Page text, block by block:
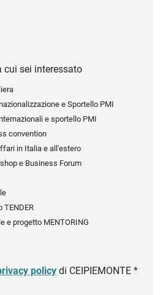
cui sei interessato
e Sportello PMI
e sportello PMI
convention
in Italia e all'estero
e Business Forum
TENDER
e progetto MENTORING
policy di CEIPIEMONTE *